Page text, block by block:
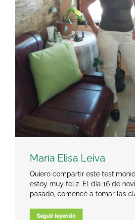
María Elisa Leiva
Quiero compartir este
estoy muy feliz. El día 16 de
pasado, comencé a tomar las
Seguir leyendo